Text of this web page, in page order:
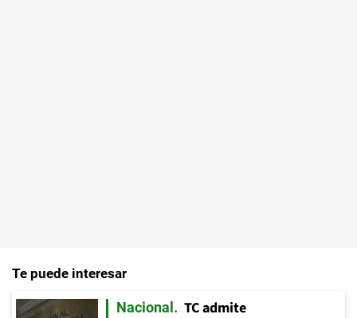
Te puede interesar
Nacional
TC admite